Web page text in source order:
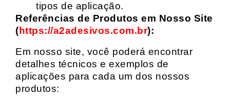
tipos de aplicação.
Referências de Produtos em Nosso Site
(https://a2adesivos.com.br):
Em nosso site, você poderá encontrar
detalhes técnicos e exemplos de
aplicações para cada um dos nossos
produtos: